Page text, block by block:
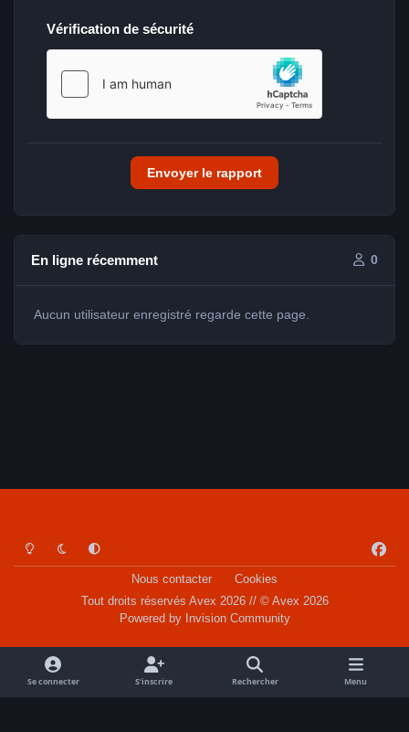
Vérification de sécurité
Envoyer le rapport
En ligne récemment 0
Aucun utilisateur enregistré regarde cette page.
Light ModeDark ModeSystem Preference
a
o
k
Nous contacter
Cookies
Tout droits réservés Avex 2026 // © Avex 2026
Powered by Invision Community
Se connecter S’inscrire Rechercher Menu